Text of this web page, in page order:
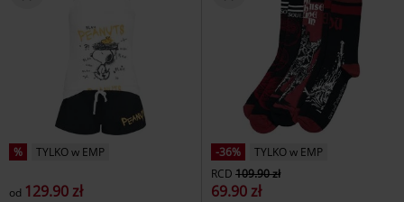
% TYLKO w EMP
od 129.90 zł
-36%
TYLKO w EMP
RCD 109.90 zł
69.90 zł